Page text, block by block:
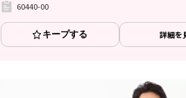
60440-00
キープする 詳細を